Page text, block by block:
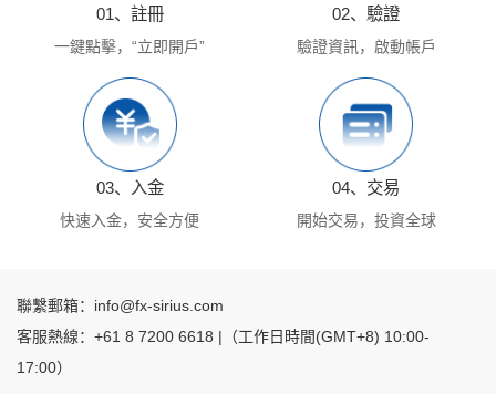
01、註冊
一鍵點擊，“立即開戶”
02、驗證
驗證資訊，啟動帳戶
03、入金
快速入金，安全方便
04、交易
開始交易，投資全球
聯繫郵箱：info@fx-sirius.com
客服熱線：+61 8 7200 6618 |（工作日時間(GMT+8) 10:00-
17:00）